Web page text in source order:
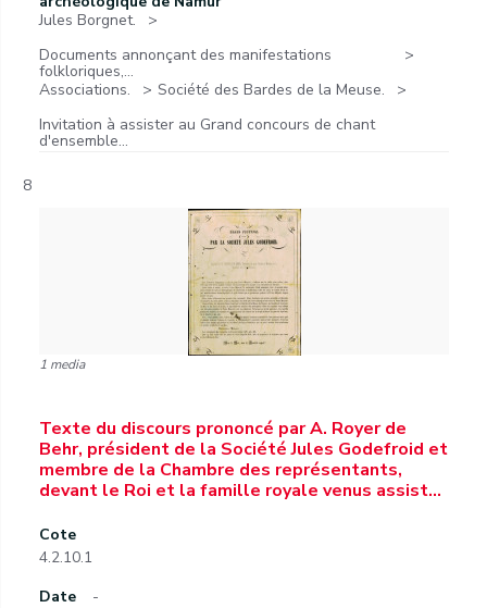
Jules Borgnet.
Documents annonçant des manifestations
folkloriques,...
Associations.
Société des Bardes de la Meuse.
Invitation à assister au Grand concours de chant
d'ensemble...
8
1 media
Texte du discours prononcé par A. Royer de
Behr, président de la Société Jules Godefroid et
membre de la Chambre des représentants,
devant le Roi et la famille royale venus assist…
Cote
4.2.10.1
Date
-